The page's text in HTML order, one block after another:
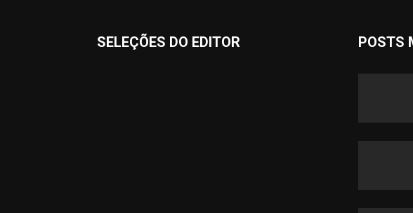
SELEÇÕES DO EDITOR POSTS